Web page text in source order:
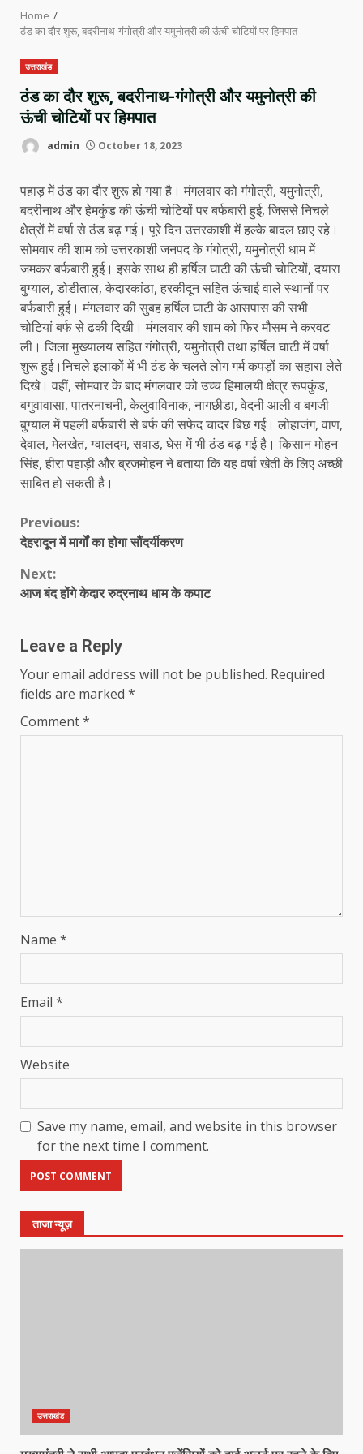
Home
ठंड का दौर शुरू, बदरीनाथ-गंगोत्री और यमुनोत्री की ऊंची चोटियों पर हिमपात
उत्तराखंड
ठंड का दौर शुरू, बदरीनाथ-गंगोत्री और यमुनोत्री की
ऊंची चोटियों पर हिमपात
admin October 18, 2023
पहाड़ में ठंड का दौर शुरू हो गया है। मंगलवार को गंगोत्री, यमुनोत्री,
बदरीनाथ और हेमकुंड की ऊंची चोटियों पर बर्फबारी हुई, जिससे निचले
क्षेत्रों में वर्षा से ठंड बढ़ गई। पूरे दिन उत्तरकाशी में हल्के बादल छाए रहे।
सोमवार की शाम को उत्तरकाशी जनपद के गंगोत्री, यमुनोत्री धाम में
जमकर बर्फबारी हुई। इसके साथ ही हर्षिल घाटी की ऊंची चोटियों, दयारा
बुग्याल, डोडीताल, केदारकांठा, हरकीदून सहित ऊंचाई वाले स्थानों पर
बर्फबारी हुई। मंगलवार की सुबह हर्षिल घाटी के आसपास की सभी
चोटियां बर्फ से ढकी दिखी। मंगलवार की शाम को फिर मौसम ने करवट
ली। जिला मुख्यालय सहित गंगोत्री, यमुनोत्री तथा हर्षिल घाटी में वर्षा
शुरू हुई।निचले इलाकों में भी ठंड के चलते लोग गर्म कपड़ों का सहारा लेते
दिखे। वहीं, सोमवार के बाद मंगलवार को उच्च हिमालयी क्षेत्र रूपकुंड,
बगुवावासा, पातरनाचनी, केलुवाविनाक, नागछीडा, वेदनी आली व बगजी
बुग्याल में पहली बर्फबारी से बर्फ की सफेद चादर बिछ गई। लोहाजंग, वाण,
देवाल, मेलखेत, ग्वालदम, सवाड, घेस में भी ठंड बढ़ गई है। किसान मोहन
सिंह, हीरा पहाड़ी और ब्रजमोहन ने बताया कि यह वर्षा खेती के लिए अच्छी
साबित हो सकती है।
Continue
Reading
Previous:
देहरादून में मार्गों का होगा सौंदर्यीकरण
Next:
आज बंद होंगे केदार रुद्रनाथ धाम के कपाट
Leave a Reply
Your email address will not be published. Required
fields are marked *
Comment*
Name *
Email *
Website
Save my name, email, and website in this browser
for the next time I comment.
ताजा न्यूज़
उत्तराखंड